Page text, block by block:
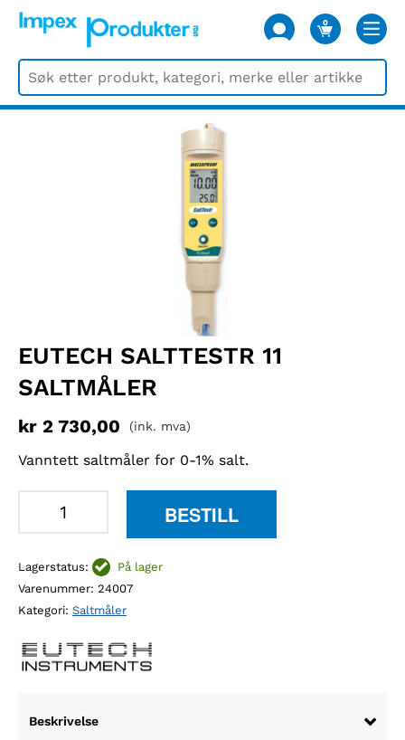
0
VARER
EUTECH SALTTESTR 11
SALTMÅLER
kr 2 730,00 (ink. mva)
Vanntett saltmåler for 0-1% salt.
saltmåler
antall
BESTILL
Lagerstatus:
På lager
Varenummer: 24007
Kategori: Saltmåler
Beskrivelse